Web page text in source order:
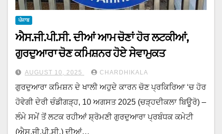
ਪੰਜਾਬ
ਐਸ.ਜੀ.ਪੀ.ਸੀ. ਦੀਆਂ ਆਮ ਚੋਣਾਂ ਹੋਰ ਲਟਕੀਆਂ,
ਗੁਰਦੁਆਰਾ ਚੋਣ ਕਮਿਸ਼ਨਰ ਹੋਏ ਸੇਵਾਮੁਕਤ
AUGUST 10, 2025 CHARDHIKALA
ਗੁਰਦੁਆਰਾ ਕਮਿਸ਼ਨ ਦੇ ਖਾਲੀ ਅਹੁਦੇ ਕਾਰਨ ਚੋਣ ਪ੍ਰਕਿਰਿਆ ‘ਚ ਹੋਰ
ਹੋਵੇਗੀ ਦੇਰੀ ਚੰਡੀਗੜ੍ਹ, 10 ਅਗਸਤ 2025 (ਚੜ੍ਹਦੀਕਲਾ ਬਿਊਰੋ) –
ਲੰਮੇ ਸਮੇਂ ਤੋਂ ਲਟਕ ਰਹੀਆਂ ਸ਼੍ਰੋਮਣੀ ਗੁਰਦੁਆਰਾ ਪ੍ਰਬੰਧਕ ਕਮੇਟੀ
(ਐਸ.ਜੀ.ਪੀ.ਸੀ.) ਦੀਆਂ…